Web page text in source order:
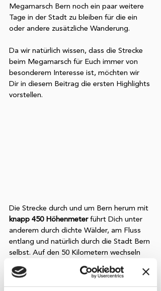
Megamarsch Bern noch ein paar weitere
Tage in der Stadt zu bleiben für die ein
oder andere zusätzliche Wanderung.
Da wir natürlich wissen, dass die Strecke
beim Megamarsch für Euch immer von
besonderem Interesse ist, möchten wir
Dir in diesem Beitrag die ersten Highlights
vorstellen.
Die Strecke durch und um Bern herum mit
knapp 450 Höhenmeter führt Dich unter
anderem durch dichte Wälder, am Fluss
entlang und natürlich durch die Stadt Bern
selbst. Auf den 50 Kilometern wechseln
sich Asphalt, Naturwege, Pfade und
Schotterwege ab.